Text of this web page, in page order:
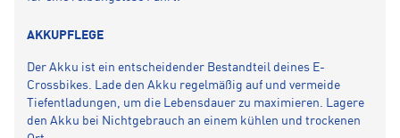
AKKUPFLEGE
Der Akku ist ein entscheidender Bestandteil deines E-
Crossbikes. Lade den Akku regelmäßig auf und vermeide
Tiefentladungen, um die Lebensdauer zu maximieren. Lagere
den Akku bei Nichtgebrauch an einem kühlen und trockenen